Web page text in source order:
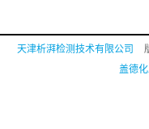
天津析湃检测技术有限公司
盖德